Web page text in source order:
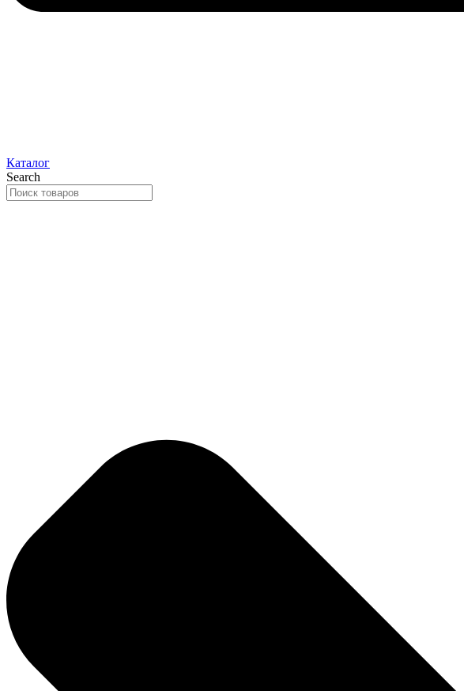
Каталог
Search